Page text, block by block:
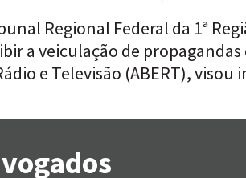
Regional Federal da 1ª
a veiculação de
e Televisão (ABERT),